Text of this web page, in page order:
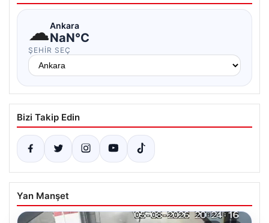
☁Ankara
NaN°C
ŞEHIR SEÇ
Bizi Takip Edin
Yan Manşet